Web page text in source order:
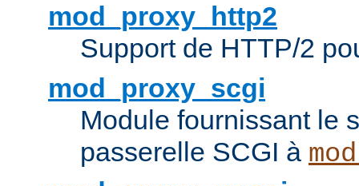
mod_proxy_http2
Support de HTTP/2
mod_proxy_scgi
Module fournissant le
passerelle SCGI à